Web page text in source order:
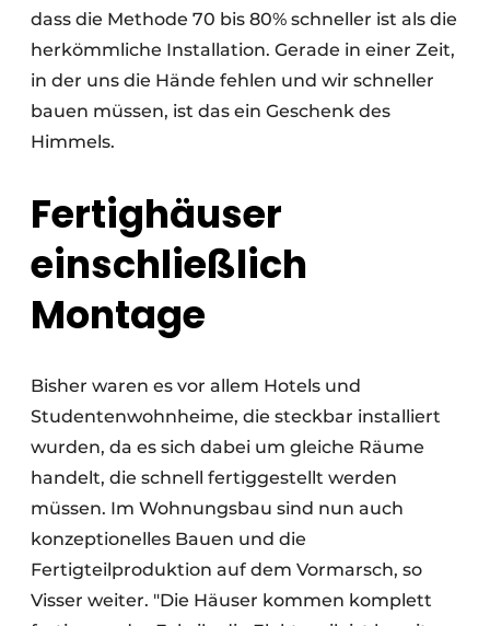
dass die Methode 70 bis 80% schneller ist als die
herkömmliche Installation. Gerade in einer Zeit,
in der uns die Hände fehlen und wir schneller
bauen müssen, ist das ein Geschenk des
Himmels.
Fertighäuser
einschließlich
Montage
Bisher waren es vor allem Hotels und
Studentenwohnheime, die steckbar installiert
wurden, da es sich dabei um gleiche Räume
handelt, die schnell fertiggestellt werden
müssen. Im Wohnungsbau sind nun auch
konzeptionelles Bauen und die
Fertigteilproduktion auf dem Vormarsch, so
Visser weiter. "Die Häuser kommen komplett